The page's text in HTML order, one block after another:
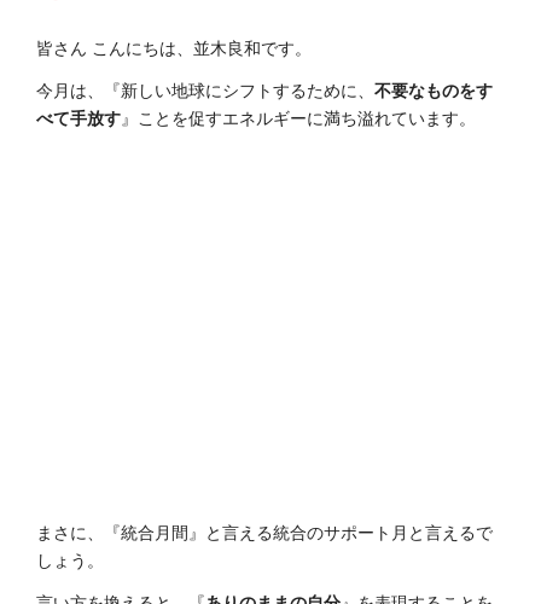
皆さん こんにちは、並木良和です。
今月は、『新しい地球にシフトするために、 不要なものをす
べて手放す』ことを促すエネルギーに満ち溢れています。
まさに、『統合月間』と言える統合のサポート月と言えるで
しょう。